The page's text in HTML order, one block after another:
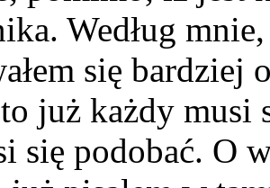
Według
się
już każdy musi
się podobać. O